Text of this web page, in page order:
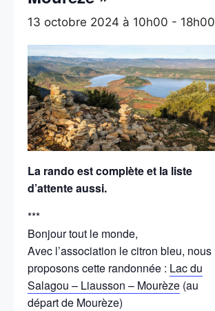
13 octobre 2024 à 10h00 - 18h00
La rando est complète et la liste
d’attente aussi.
***
Bonjour tout le monde,
Avec l’association le citron bleu, nous
proposons cette randonnée : Lac du
Salagou – Liausson – Mourèze (au
départ de Mourèze)